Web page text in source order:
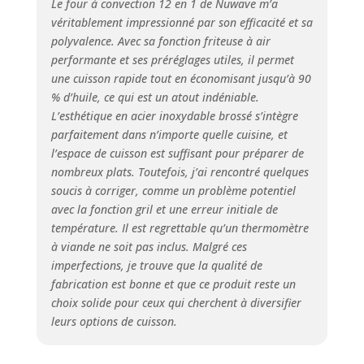
conçu et design
peuvent produire une
vitesse du ventilateur
100 % plus rapide
pour une cuisson plus
rapide et des
résultats
irrésistiblement plus
croustillants et dorés.
Moins de graisse :
mangez tous vos
favoris frits à l'air
dernière intervention
avec jusqu'à 75 % de
graisse en moins
lorsque vous utilisez
la fonction Air Fry par
rapport à la friture
Le four à convection 12 en 1 de Nuwave m’a
véritablement impressionné par son efficacité et sa
polyvalence. Avec sa fonction friteuse à air
performante et ses préréglages utiles, il permet
une cuisson rapide tout en économisant jusqu’à 90
% d’huile, ce qui est un atout indéniable.
L’esthétique en acier inoxydable brossé s’intègre
parfaitement dans n’importe quelle cuisine, et
l’espace de cuisson est suffisant pour préparer de
nombreux plats. Toutefois, j’ai rencontré quelques
soucis à corriger, comme un problème potentiel
avec la fonction gril et une erreur initiale de
température. Il est regrettable qu’un thermomètre
à viande ne soit pas inclus. Malgré ces
imperfections, je trouve que la qualité de
fabrication est bonne et que ce produit reste un
choix solide pour ceux qui cherchent à diversifier
leurs options de cuisson.